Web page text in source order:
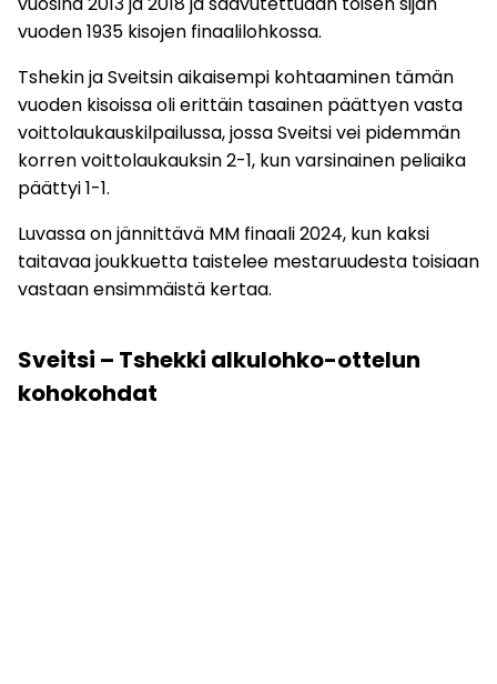
vuoden 1935 kisojen finaalilohkossa.
Tshekin ja Sveitsin aikaisempi kohtaaminen tämän
vuoden kisoissa oli erittäin tasainen päättyen vasta
voittolaukauskilpailussa, jossa Sveitsi vei pidemmän
korren voittolaukauksin 2-1, kun varsinainen peliaika
päättyi 1-1.
Luvassa on jännittävä MM finaali 2024, kun kaksi
taitavaa joukkuetta taistelee mestaruudesta toisiaan
vastaan ensimmäistä kertaa.
Sveitsi – Tshekki alkulohko-ottelun
kohokohdat